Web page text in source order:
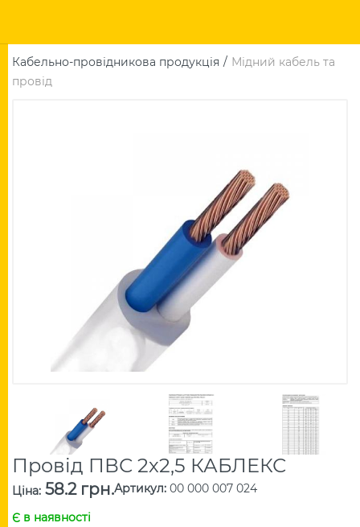
Кабельно-провідникова продукція
Мідний кабель та
провід
Провід ПВС 2х2,5 КАБЛЕКС
Ціна: 58.2 грн.Артикул: 00 000 007 024
Є в наявності